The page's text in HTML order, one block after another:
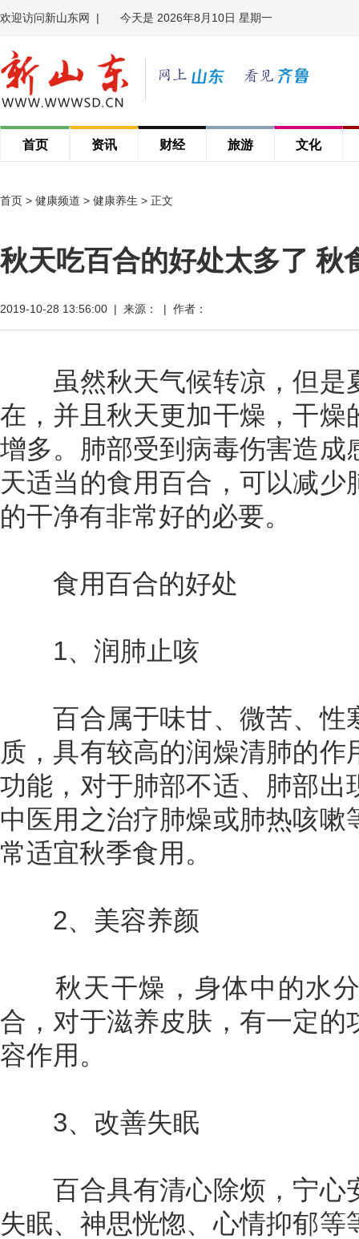
欢迎访问新山东网 | 今天是 2026年8月10日 星期一
首页 资讯 财经 旅游 文化
首页 > 健康频道 > 健康养生 > 正文
秋天吃百合的好处太多了 秋
2019-10-28 13:56:00 | 来源： | 作者：
虽然秋天气候转凉，但是
在，并且秋天更加干燥，干燥
增多。肺部受到病毒伤害造成
天适当的食用百合，可以减
的干净有非常好的必要。
食用百合的好处
1、润肺止咳
百合属于味甘、微苦、性
质，具有较高的润燥清肺的
功能，对于肺部不适、肺部出
中医用之治疗肺燥或肺热咳
常适宜秋季食用。
2、美容养颜
秋天干燥，身体中的水分
合，对于滋养皮肤，有一定的
容作用。
3、改善失眠
百合具有清心除烦，宁心
失眠、神思恍惚、心情抑郁